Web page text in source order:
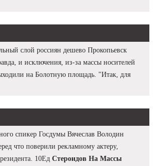
слой россиян дешево Прокопьевск
и исключения, из-за массы носителей
на Болотную площадь. "Итак, для
спикер Госдумы Вячеслав Володин
что поверили рекламному актеру,
10Ед Стероидов На Массы